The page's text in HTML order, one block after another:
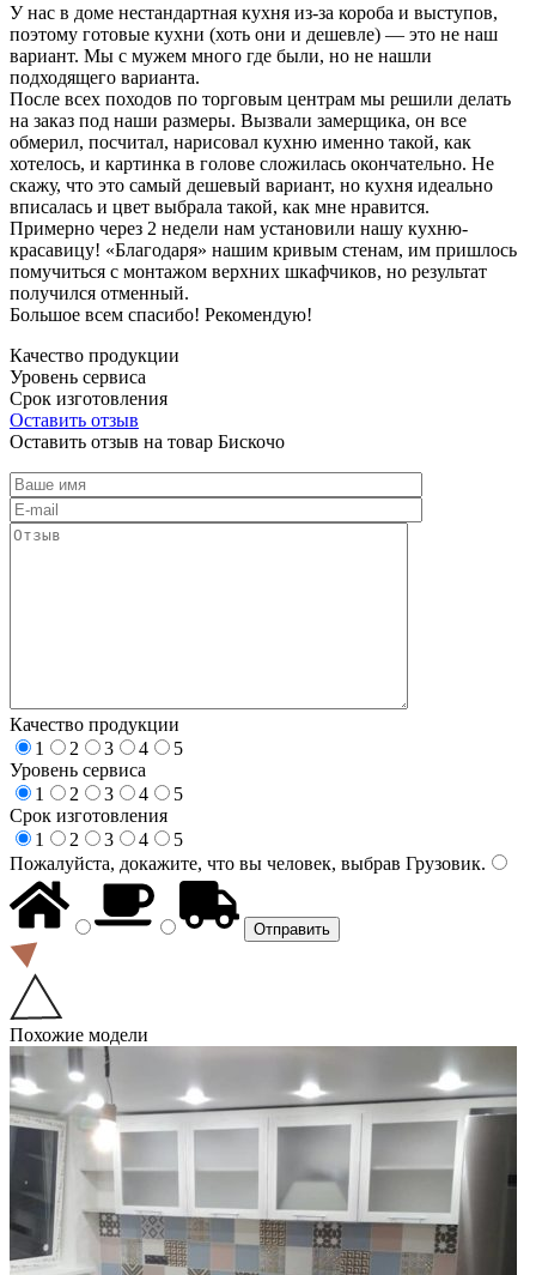
У нас в доме нестандартная кухня из-за короба и выступов,
поэтому готовые кухни (хоть они и дешевле) — это не наш
вариант. Мы с мужем много где были, но не нашли
подходящего варианта.
После всех походов по торговым центрам мы решили делать
на заказ под наши размеры. Вызвали замерщика, он все
обмерил, посчитал, нарисовал кухню именно такой, как
хотелось, и картинка в голове сложилась окончательно. Не
скажу, что это самый дешевый вариант, но кухня идеально
вписалась и цвет выбрала такой, как мне нравится.
Примерно через 2 недели нам установили нашу кухню-
красавицу! «Благодаря» нашим кривым стенам, им пришлось
помучиться с монтажом верхних шкафчиков, но результат
получился отменный.
Большое всем спасибо! Рекомендую!
Качество продукции
Уровень сервиса
Срок изготовления
Оставить отзыв
Оставить отзыв на товар Бискочо
Качество продукции
1
2 3 4
5
Уровень сервиса
1
2 3 4
5
Срок изготовления
1
2 3 4
5
Пожалуйста, докажите, что вы человек, выбрав Грузовик.
Похожие модели